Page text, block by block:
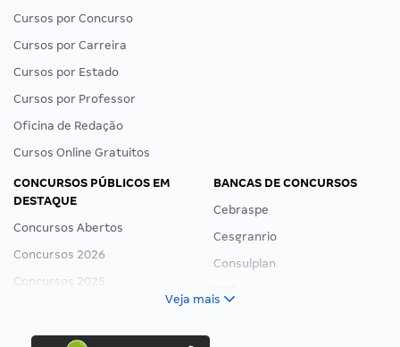
Cursos por Concurso
Cursos por Carreira
Cursos por Estado
Cursos por Professor
Oficina de Redação
Cursos Online Gratuitos
CONCURSOS PÚBLICOS EM
DESTAQUE
Concursos Abertos
Concursos 2026
Concursos 2025
Concurso Ibama
BANCAS DE CONCURSOS
Cebraspe
Cesgranrio
Consulplan
Veja mais